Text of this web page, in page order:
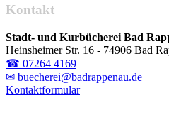
Kontakt
Stadt- und Kurbücherei Bad
Heinsheimer Str. 16 - 74906 Bad
☎ 07264 4169
✉ buecherei@badrappenau.de
Kontaktformular